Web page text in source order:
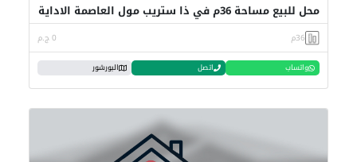
محل للبيع مساحة 36م في ذا ستريب مول العاصمة الاداية
36م 0 ج.م
واتساب اتصل البورشور